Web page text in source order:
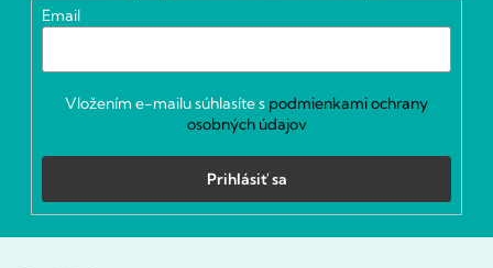
Email
Vložením e-mailu súhlasíte s podmienkami ochrany
osobných údajov
Prihlásiť sa